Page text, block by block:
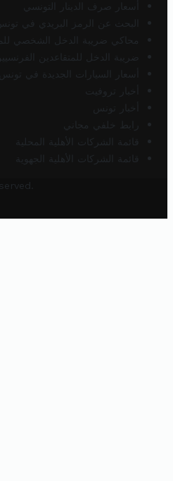
أسعار صرف الدينار التونسي
البحث عن الرمز البريدي في تونس
محاكي ضريبة الدخل الشخصي
ضريبة الدخل للمتقاعدين
أسعار السيارات الجديدة في تونس
أخبار تروفيت
أخبار تونس
رابط خلفي مجاني
قائمة الشركات الأهلية المحلية
قائمة الشركات الأهلية الجهوية